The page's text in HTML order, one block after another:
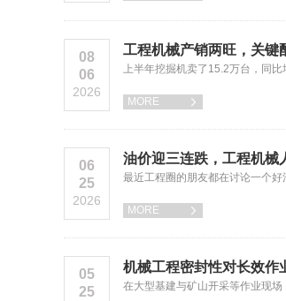
08
06
2026
工程机械产销两旺，关键
上半年挖掘机卖了15.2万台，同
MORE 
06
25
2026
油价迎三连跌，工程机械
最近工程圈的朋友都在讨论一个
MORE 
05
25
机械工程密封性对长效作
在大型基建与矿山开采等作业现